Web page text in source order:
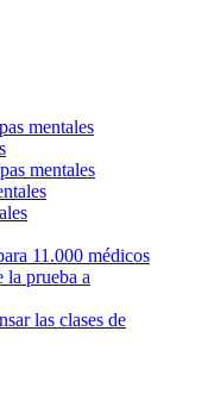
mentales
mentales
11.000 médicos
la prueba a
las clases de